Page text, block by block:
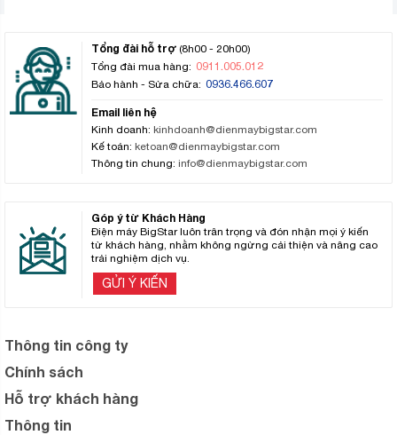
Tổng đài hỗ trợ (8h00 - 20h00)
Tổng đài mua hàng: 0911.005.012
Bảo hành - Sửa chữa: 0936.466.607
Email liên hệ
Kinh doanh: kinhdoanh@dienmaybigstar.com
Kế toán: ketoan@dienmaybigstar.com
Thông tin chung: info@dienmaybigstar.com
Góp ý từ Khách Hàng
Điện máy BigStar luôn trân trọng và đón nhận mọi ý kiến
từ khách hàng, nhằm không ngừng cải thiện và nâng cao
trải nghiệm dịch vụ.
GỬI Ý KIẾN
Thông tin công ty
Chính sách
Hỗ trợ khách hàng
Thông tin